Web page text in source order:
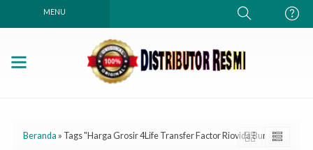
MENU
Beranda » Tags "Harga Grosir 4Life Transfer Factor Riovida Burst"